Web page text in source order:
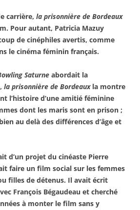
carrière, la prisonnière de Bordeaux
Pour autant, Patricia Mazuy
de cinéphiles avertis, comme
le cinéma féminin français.
Saturne abordait la
la prisonnière de Bordeauxla montre
l’histoire d’une amitié féminine
dont les maris sont en prison ;
au delà des différences d’âge et
d’un projet du cinéaste Pierre
faire un film social sur les femmes
filles de détenus. Il avait écrit
François Bégaudeau et cherché
à monter le film sans y